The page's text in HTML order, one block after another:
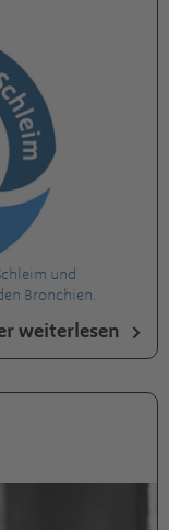
und
Bronchien.
weiterlesen